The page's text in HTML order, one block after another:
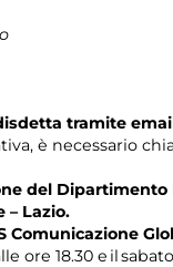
tramite
è necessario
del Dipartimento
– Lazio.
Comunicazione
ore 18.30 e il